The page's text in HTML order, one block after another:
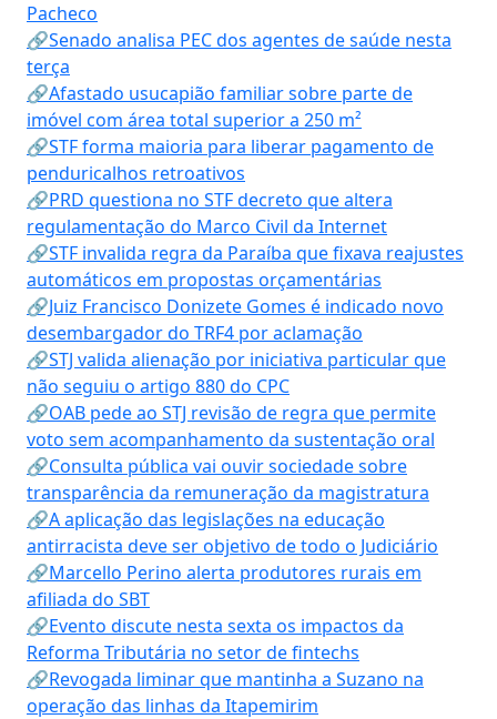
Pacheco
🔗Senado analisa PEC dos agentes de saúde nesta
terça
🔗Afastado usucapião familiar sobre parte de
imóvel com área total superior a 250 m²
🔗STF forma maioria para liberar pagamento de
penduricalhos retroativos
🔗PRD questiona no STF decreto que altera
regulamentação do Marco Civil da Internet
🔗STF invalida regra da Paraíba que fixava reajustes
automáticos em propostas orçamentárias
🔗Juiz Francisco Donizete Gomes é indicado novo
desembargador do TRF4 por aclamação
🔗STJ valida alienação por iniciativa particular que
não seguiu o artigo 880 do CPC
🔗OAB pede ao STJ revisão de regra que permite
voto sem acompanhamento da sustentação oral
🔗Consulta pública vai ouvir sociedade sobre
transparência da remuneração da magistratura
🔗A aplicação das legislações na educação
antirracista deve ser objetivo de todo o Judiciário
🔗Marcello Perino alerta produtores rurais em
afiliada do SBT
🔗Evento discute nesta sexta os impactos da
Reforma Tributária no setor de fintechs
🔗Revogada liminar que mantinha a Suzano na
operação das linhas da Itapemirim